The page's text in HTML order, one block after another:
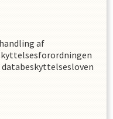
af
databeskyttelsesloven